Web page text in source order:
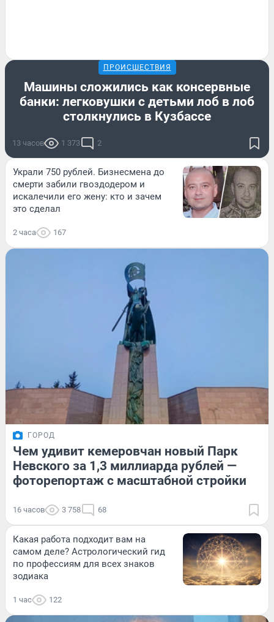
ПРОИСШЕСТВИЯ
Машины сложились как консервные
банки: легковушки с детьми лоб в лоб
столкнулись в Кузбассе
13 часов 1 373 2
Украли 750 рублей. Бизнесмена до
смерти забили гвоздодером и
искалечили его жену: кто и зачем
это сделал
2 часа 167
ГОРОД
Чем удивит кемеровчан новый Парк
Невского за 1,3 миллиарда рублей —
фоторепортаж с масштабной стройки
16 часов 3 758 68
Какая работа подходит вам на
самом деле? Астрологический гид
по профессиям для всех знаков
зодиака
1 час 122